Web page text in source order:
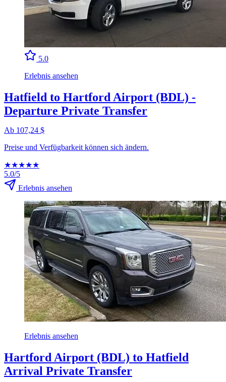
5.0
Erlebnis ansehen
Hatfield to Hartford Airport (BDL) -
Departure Private Transfer
Ab 107,24 $
Preise und Verfügbarkeit können sich ändern.
★★★★★
5.0/5
Erlebnis ansehen
Erlebnis ansehen
Hartford Airport (BDL) to Hatfield
Arrival Private Transfer